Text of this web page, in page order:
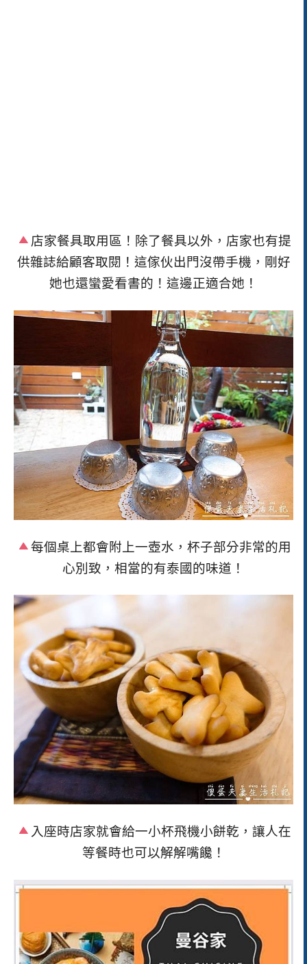
店家餐具取用區！除了餐具以外，店家也有提
供雜誌給顧客取閱！這傢伙出門沒帶手機，剛好
她也還蠻愛看書的！這邊正適合她！
每個桌上都會附上一壺水，杯子部分非常的用
心別致，相當的有泰國的味道！
入座時店家就會給一小杯飛機小餅乾，讓人在
等餐時也可以解解嘴饞！